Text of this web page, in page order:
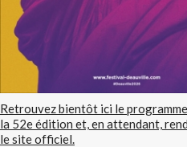
Retrouvez bientôt ici le
la 52e édition et, en attendant,
le site officiel.